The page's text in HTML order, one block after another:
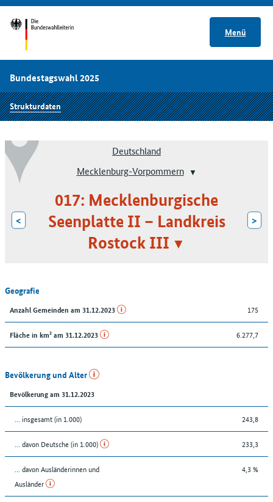
Menü
Bundestagswahl 2025
Strukturdaten
Deutschland
Mecklenburg-Vorpommern
<
017: Mecklenburgische
Seenplatte II – Landkreis
Rostock III
>
Geografie
Anzahl Gemeinden am 31.12.2023 175
Fläche in km² am 31.12.2023 6.277,7
Bevölkerung und Alter
Bevölkerung am 31.12.2023
... insgesamt (in 1.000) 243,8
... davon Deutsche (in 1.000) 233,3
... davon Ausländerinnen und
Ausländer
4,3 %